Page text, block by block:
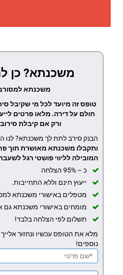
משכנתא? כן
משכנתא
טופס זה מיועד לכל מי שקיבל
חולם על דירה. מלאו פרטים
ורק אם קיבלת
הבנק סירב לתת לך משכנתא? לנו
ותקבלו משכנתא מאושרת תוך
המובילה לליווי פושטי רגל
כ – 95% הצלחה
ייעוץ חינם וללא התחייבות.
מטפלים באישורי משכנתא
מומחים באישורי משכנתא גם
תשלום לפי הצלחה בלבד!
מלא את הטופס עכשיו ונחזור
נוספים!